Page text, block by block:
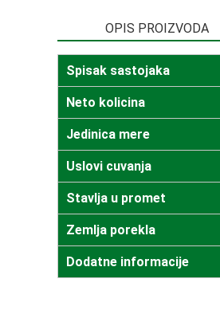
OPIS PROIZVODA
Spisak sastojaka
Neto kolicina
Jedinica mere
Uslovi cuvanja
Stavlja u promet
Zemlja porekla
Dodatne informacije